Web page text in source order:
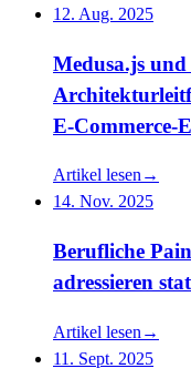
12. Aug. 2025
Medusa.js
Artikel lesen →
14. Nov. 2025
Berufliche
adressieren
Artikel lesen →
11. Sept. 2025